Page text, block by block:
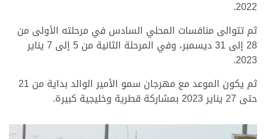
2022.
ثم تتوالى منافسات المحلي السادس في مرحلته الأولى من
28 إلى 31 ديسمبر، وفي المرحلة الثانية من 5 إلى 7 يناير
2023.
ثم يكون الموعد مع مهرجان سمو الأمير الوالد بداية من 21
حتى 27 يناير 2023 بمشاركة قطرية وخليجية كبيرة.